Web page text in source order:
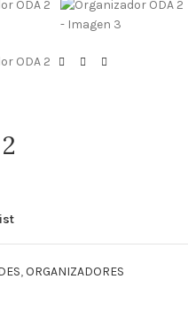
ODA 2
,ORGANIZADORES